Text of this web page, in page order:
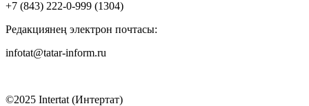
+7 (843) 222-0-999 (1304)
Редакциянең электрон почтасы:
infotat@tatar-inform.ru
©2025 Intertat (Интертат)